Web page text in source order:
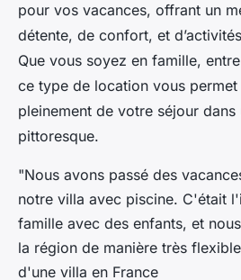
pour vos vacances, offrant un
détente, de confort, et
Que vous soyez en famille,
ce type de location vous
pleinement de votre séjour
pittoresque.
"Nous avons passé des
notre villa avec piscine. C'était
famille avec des enfants, et
la région de manière très
d'une villa en France